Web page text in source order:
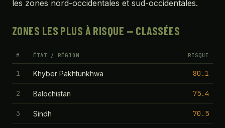
les zones nord-occidentales et sud-occidentales.
ZONES LES PLUS À RISQUE — CLASSÉES
# ÉTAT / RÉGION RISQUE
1 Khyber Pakhtunkhwa 80.1
2 Balochistan 75.4
3 Sindh 70.5